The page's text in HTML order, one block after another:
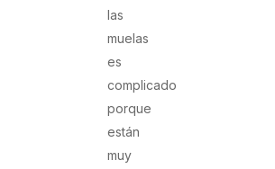
las
muelas
es
complicado
porque
están
muy